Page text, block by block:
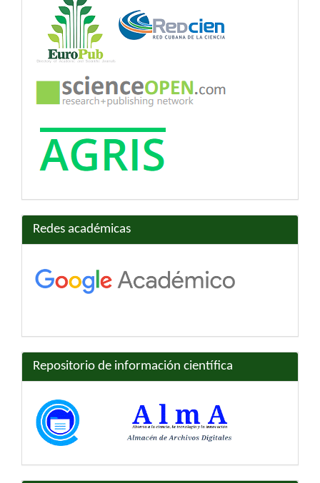
Redes académicas
Repositorio de información científica